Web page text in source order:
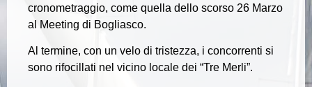
cronometraggio, come quella dello scorso 26 Marzo
al Meeting di Bogliasco.
Al termine, con un velo di tristezza, i concorrenti si
sono rifocillati nel vicino locale dei “Tre Merli”.